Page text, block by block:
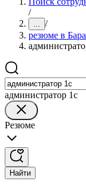
/
... /
резюме в
администратор 1с
Резюме
Найти